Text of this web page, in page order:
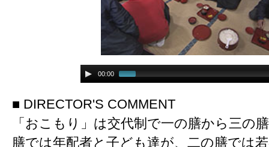
00:00
■ DIRECTOR'S COMMENT
「おこもり」は交代制で一の膳から三の
膳では年配者と子ども達が、二の膳では